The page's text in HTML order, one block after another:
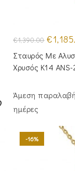
€1,390.00 Original
price
was:
€
Σταυρός Mε
Χρυσός Κ14
Άμεση
ημέρες
-16%